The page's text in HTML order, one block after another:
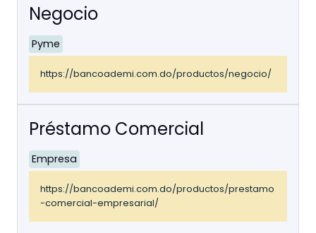
Negocio
Pyme
https://bancoademi.com.do/productos/negocio/
Préstamo Comercial
Empresa
https://bancoademi.com.do/productos/prestamo
-comercial-empresarial/